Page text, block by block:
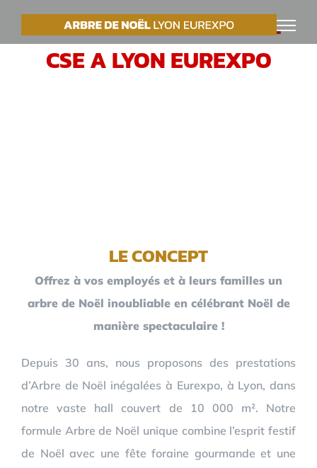
PasserVOTRE ARBRE DE NOËL
CSE A LYON EUREXPO
LE CONCEPT
Offrez à vos employés et à leurs familles un
arbre de Noël inoubliable en célébrant Noël de
manière spectaculaire !
Depuis 30 ans, nous proposons des prestations
d’Arbre de Noël inégalées à Eurexpo, à Lyon, dans
notre vaste hall couvert de 10 000 m². Notre
formule Arbre de Noël unique combine l’esprit festif
de Noël avec une fête foraine gourmande et une